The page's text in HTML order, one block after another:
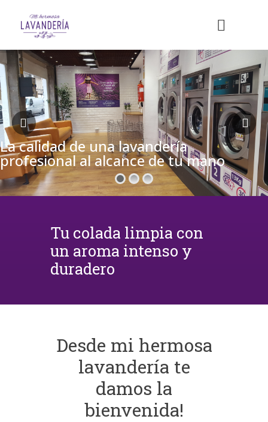
La calidad de una lavandería
profesional al alcance de tu mano
Tu colada limpia con
un aroma intenso y
duradero
Desde mi hermosa
lavandería te
damos la
bienvenida!